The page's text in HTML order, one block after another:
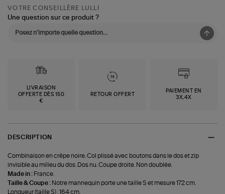
VOTRE CONSEILLÈRE LULLI
Une question sur ce produit ?
LIVRAISON
OFFERTE DÈS 150
€
RETOUR OFFERT
PAIEMENT EN
3X,4X
DESCRIPTION
Combinaison en crêpe noire. Col plissé avec boutons dans le dos et zip
invisible au milieu du dos. Dos nu. Coupe droite. Non doublée.
Made in : France.
Taille & Coupe : Notre mannequin porte une taille S et mesure 172 cm.
Longueur (taille S) : 164 cm.